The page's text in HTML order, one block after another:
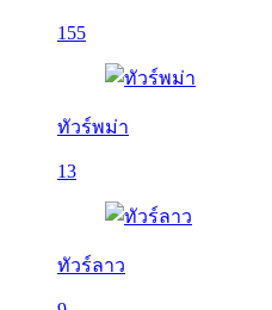
155
ทัวร์พม่า
13
ทัวร์ลาว